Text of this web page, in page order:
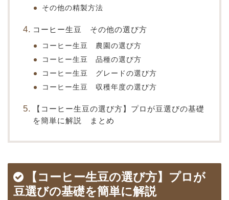
その他の精製方法
コーヒー生豆 その他の選び方
コーヒー生豆 農園の選び方
コーヒー生豆 品種の選び方
コーヒー生豆 グレードの選び方
コーヒー生豆 収穫年度の選び方
【コーヒー生豆の選び方】プロが豆選びの基礎
を簡単に解説 まとめ
【コーヒー生豆の選び方】プロが
豆選びの基礎を簡単に解説